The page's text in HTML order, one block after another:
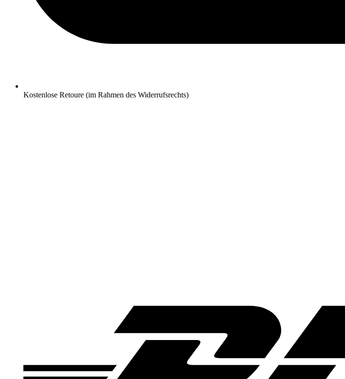
Kostenlose Retoure (im Rahmen des Widerrufsrechts)